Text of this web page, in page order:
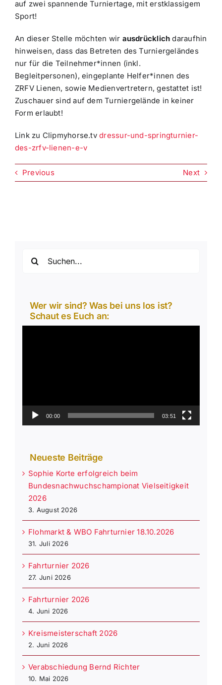
auf zwei spannende Turniertage, mit erstklassigem
Sport!
An dieser Stelle möchten wir ausdrücklich daraufhin
hinweisen, dass das Betreten des Turniergeländes
nur für die Teilnehmer*innen (inkl.
Begleitpersonen), eingeplante Helfer*innen des
ZRFV Lienen, sowie Medienvertretern, gestattet ist!
Zuschauer sind auf dem Turniergelände in keiner
Form erlaubt!
Link zu Clipmyhorse.tvdressur-und-springturnier-
des-zrfv-lienen-e-v
Previous Next
nach:
Wer wir sind? Was bei uns los ist?
Schaut es Euch an:
00:00 03:51
Neueste Beiträge
Sophie Korte erfolgreich beim
Bundesnachwuchschampionat Vielseitigkeit
2026
3. August 2026
Flohmarkt & WBO Fahrturnier 18.10.2026
31. Juli 2026
Fahrturnier 2026
27. Juni 2026
Fahrturnier 2026
4. Juni 2026
Kreismeisterschaft 2026
2. Juni 2026
Verabschiedung Bernd Richter
10. Mai 2026